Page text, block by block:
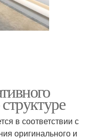
в соответствии с
оригинального и